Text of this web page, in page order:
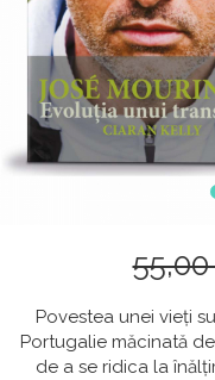
Povestea unei vieți
Portugalie măcinată
de a se ridica la